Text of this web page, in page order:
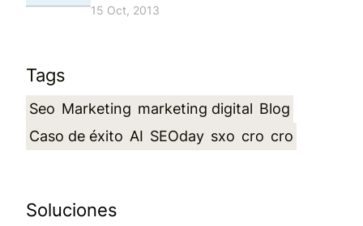
15 Oct, 2013
Tags
Seo Marketing marketing digital Blog
Caso de éxito AI SEOday sxo cro cro
Soluciones